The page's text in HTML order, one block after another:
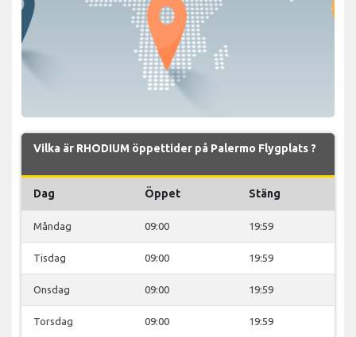
Vilka är RHODIUM öppettider på Palermo Flygplats ?
Dag Öppet Stäng
Måndag 09:00 19:59
Tisdag 09:00 19:59
Onsdag 09:00 19:59
Torsdag 09:00 19:59